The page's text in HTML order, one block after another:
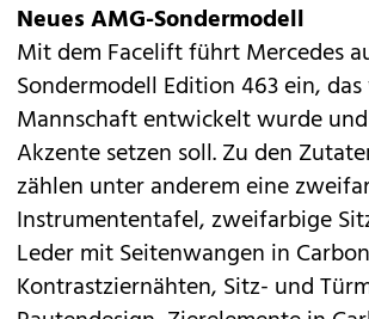
Neues AMG-Sondermodell
Mit dem Facelift führt Mercedes
Sondermodell Edition 463 ein,
Mannschaft entwickelt wurde
Akzente setzen soll. Zu den
zählen unter anderem eine
Instrumententafel, zweifarbige
Leder mit Seitenwangen in
Kontrastziernähten, Sitz- und